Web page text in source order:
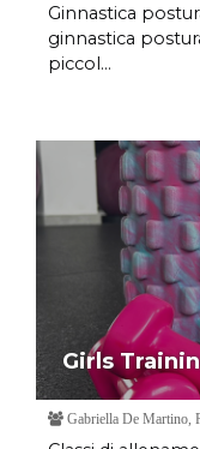
Ginnastica
ginnastica
piccol...
Girls
Gabriella De Martino,